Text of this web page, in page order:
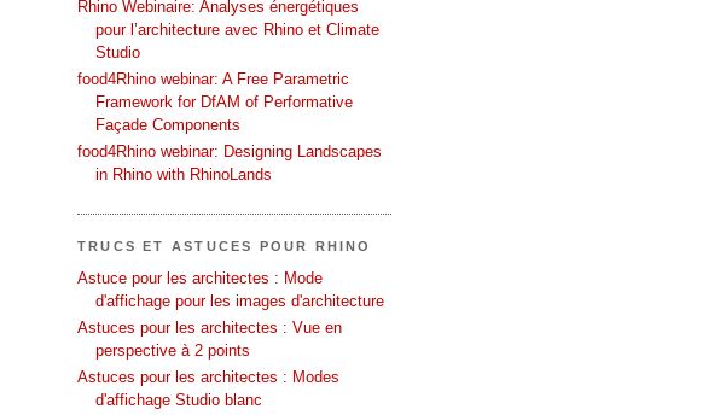
Rhino Webinaire: Analyses énergétiques
pour l’architecture avec Rhino et Climate
Studio
food4Rhino webinar: A Free Parametric
Framework for DfAM of Performative
Façade Components
food4Rhino webinar: Designing Landscapes
in Rhino with RhinoLands
TRUCS ET ASTUCES POUR RHINO
Astuce pour les architectes : Mode
d'affichage pour les images d'architecture
Astuces pour les architectes : Vue en
perspective à 2 points
Astuces pour les architectes : Modes
d'affichage Studio blanc